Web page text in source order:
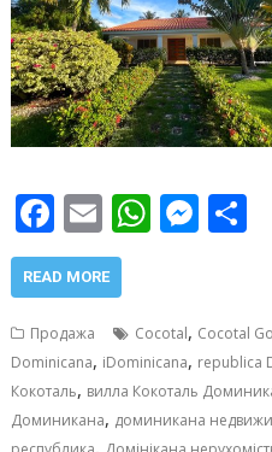
F
ac
e
b
o
o
E
m
ai
W
s
A
p
M
e
n
g
р
а
в
READ MORE
Продажа Cocotal, Cocotal
Dominicana, iDominicana, republica
Кокоталь, вилла Кокоталь
Доминикана, доминикана
,